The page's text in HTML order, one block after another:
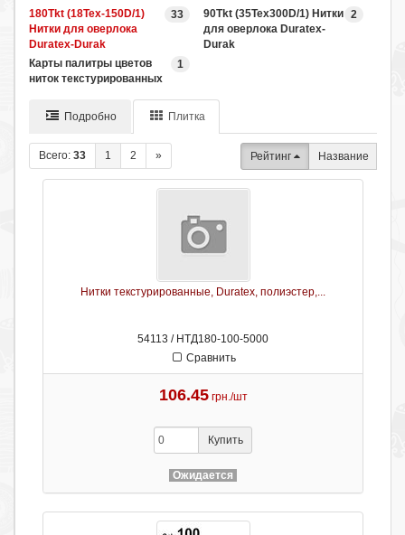
33
180Tkt (18Tex-150D/1)
Нитки для оверлока
Duratex-Durak
2
90Tkt (35Tex300D/1) Нитки
для оверлока Duratex-
Durak
1
Карты палитры цветов
ниток текстурированных
Подробно Плитка
Всего: 33 1 2 » Рейтинг Название
Нитки текстурированные, Duratex, полиэстер,...
54113 / НТД180-100-5000
Сравнить
106.45 грн./шт
Купить
Ожидается